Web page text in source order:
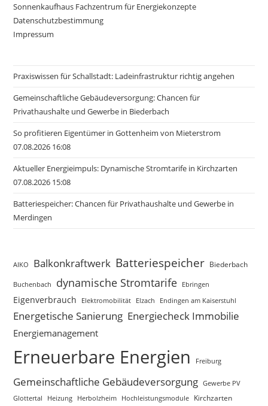
Sonnenkaufhaus Fachzentrum für Energiekonzepte
Datenschutzbestimmung
Impressum
Praxiswissen für Schallstadt: Ladeinfrastruktur richtig angehen
Gemeinschaftliche Gebäudeversorgung: Chancen für
Privathaushalte und Gewerbe in Biederbach
So profitieren Eigentümer in Gottenheim von Mieterstrom
07.08.2026 16:08
Aktueller Energieimpuls: Dynamische Stromtarife in Kirchzarten
07.08.2026 15:08
Batteriespeicher: Chancen für Privathaushalte und Gewerbe in
Merdingen
AIKO Balkonkraftwerk Batteriespeicher Biederbach
Buchenbach dynamische Stromtarife Ebringen
Eigenverbrauch Elektromobilität Elzach Endingen am Kaiserstuhl
Energetische Sanierung Energiecheck Immobilie
Energiemanagement
Erneuerbare Energien Freiburg
Gemeinschaftliche Gebäudeversorgung Gewerbe PV
Glottertal
Heizung Herbolzheim Hochleistungsmodule Kirchzarten